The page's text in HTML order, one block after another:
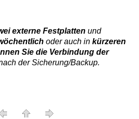
externe Festplatten und
oder auch in kürzeren
Sie die Verbindung der
der Sicherung/Backup.